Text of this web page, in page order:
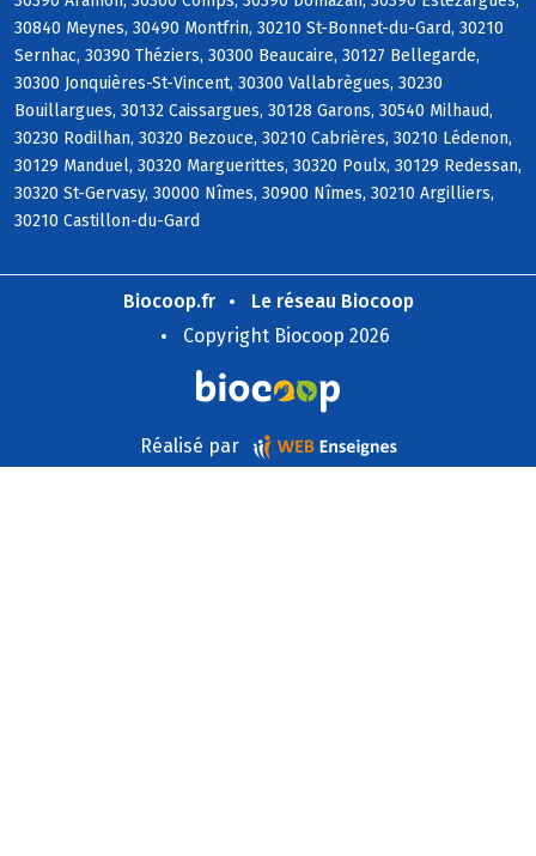
30840 Meynes, 30490 Montfrin, 30210 St-Bonnet-du-Gard, 30210
Sernhac, 30390 Théziers, 30300 Beaucaire, 30127 Bellegarde,
30300 Jonquières-St-Vincent, 30300 Vallabrègues, 30230
Bouillargues, 30132 Caissargues, 30128 Garons, 30540 Milhaud,
30230 Rodilhan, 30320 Bezouce, 30210 Cabrières, 30210 Lédenon,
30129 Manduel, 30320 Marguerittes, 30320 Poulx, 30129 Redessan,
30320 St-Gervasy, 30000 Nîmes, 30900 Nîmes, 30210 Argilliers,
30210 Castillon-du-Gard
Biocoop.fr
Le réseau Biocoop
Copyright Biocoop 2026
Réalisé par